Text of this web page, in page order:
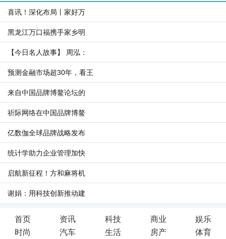
喜讯！深化布局丨家好万
黑龙江万口福携手家乡明
【今日名人故事】 周泓：
预测金融市场超30年，看王
来自中国品牌博鳌论坛的
祈际网络在中国品牌博鳌
亿数伽全球品牌战略发布
统计学助力企业管理加快
启航新征程！方和麻将机
谢娟：用科技创新推动建
首页 资讯 科技 商业
娱乐
时尚
汽车 生活 房产 体育